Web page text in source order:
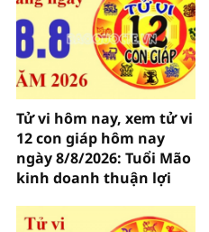
Tử vi hôm nay, xem tử vi
12 con giáp hôm nay
ngày 8/8/2026: Tuổi Mão
kinh doanh thuận lợi